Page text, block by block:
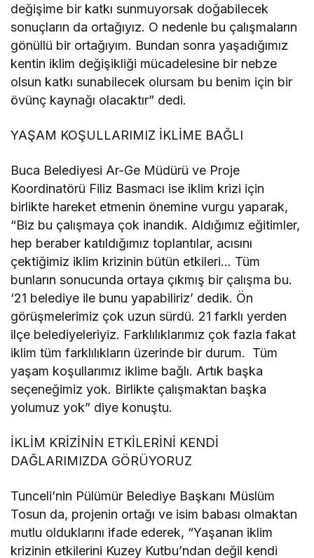
değişime bir katkı sunmuyorsak doğabilecek
sonuçların da ortağıyız. O nedenle bu çalışmaların
gönüllü bir ortağıyım. Bundan sonra yaşadığımız
kentin iklim değişikliği mücadelesine bir nebze
olsun katkı sunabilecek olursam bu benim için bir
övünç kaynağı olacaktır” dedi.
YAŞAM KOŞULLARIMIZ İKLİME BAĞLI
Buca Belediyesi Ar-Ge Müdürü ve Proje
Koordinatörü Filiz Basmacı ise iklim krizi için
birlikte hareket etmenin önemine vurgu yaparak,
“Biz bu çalışmaya çok inandık. Aldığımız eğitimler,
hep beraber katıldığımız toplantılar, acısını
çektiğimiz iklim krizinin bütün etkileri… Tüm
bunların sonucunda ortaya çıkmış bir çalışma bu.
‘21 belediye ile bunu yapabiliriz’ dedik. Ön
görüşmelerimiz çok uzun sürdü. 21 farklı yerden
ilçe belediyeleriyiz. Farklılıklarımız çok fazla fakat
iklim tüm farklılıkların üzerinde bir durum. Tüm
yaşam koşullarımız iklime bağlı. Artık başka
seçeneğimiz yok. Birlikte çalışmaktan başka
yolumuz yok” diye konuştu.
İKLİM KRİZİNİN ETKİLERİNİ KENDİ
DAĞLARIMIZDA GÖRÜYORUZ
Tunceli’nin Pülümür Belediye Başkanı Müslüm
Tosun da, projenin ortağı ve isim babası olmaktan
mutlu olduklarını ifade ederek, “Yaşanan iklim
krizinin etkilerini Kuzey Kutbu’ndan değil kendi